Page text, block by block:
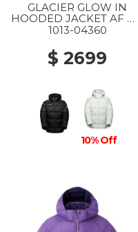
GLACIER GLOW IN
HOODED JACKET AF MS
0001 BLACK
1013-04360
$ 2699
10% Off